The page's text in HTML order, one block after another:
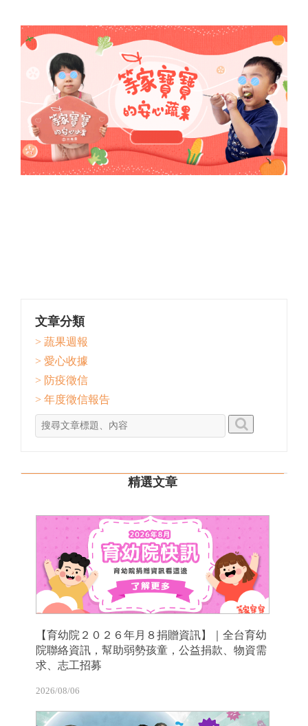
文章分類
> 蔬果週報
> 愛心收據
> 防疫徵信
> 年度徵信報告
精選文章
【育幼院２０２６年月８捐贈資訊】｜全台育幼
院聯絡資訊，幫助弱勢孩童，公益捐款、物資需
求、志工招募
2026/08/06